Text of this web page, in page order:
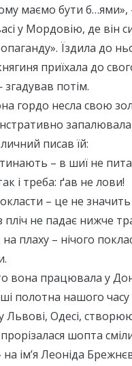
маємо бути
у Мордовію, де він
Їздила до
приїхала до
потім.
гордо несла свою
запалювала
писав їй:
– в шиї не
і треба: ґав не лови!
– це не
пліч не падає нижче
плаху – нічого
вона працювала у
полотна нашого
Одесі,
шопта
ім’я Леоніда